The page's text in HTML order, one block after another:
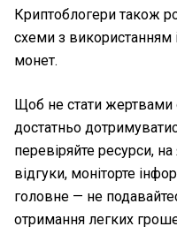
Криптоблогери також
схеми з використанням
монет.
Щоб не стати
достатньо
перевіряйте ресурси,
відгуки, моніторте
головне — не
отримання легких